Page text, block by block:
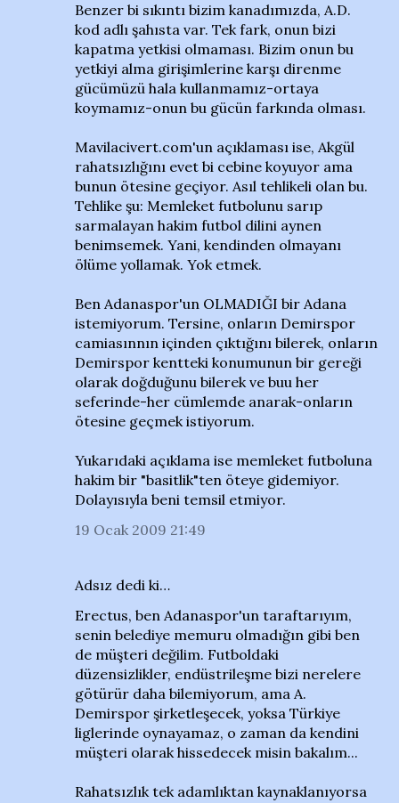
Benzer bi sıkıntı bizim kanadımızda, A.D.
kod adlı şahısta var. Tek fark, onun bizi
kapatma yetkisi olmaması. Bizim onun bu
yetkiyi alma girişimlerine karşı direnme
gücümüzü hala kullanmamız-ortaya
koymamız-onun bu gücün farkında olması.
Mavilacivert.com'un açıklaması ise, Akgül
rahatsızlığını evet bi cebine koyuyor ama
bunun ötesine geçiyor. Asıl tehlikeli olan bu.
Tehlike şu: Memleket futbolunu sarıp
sarmalayan hakim futbol dilini aynen
benimsemek. Yani, kendinden olmayanı
ölüme yollamak. Yok etmek.
Ben Adanaspor'un OLMADIĞI bir Adana
istemiyorum. Tersine, onların Demirspor
camiasınnın içinden çıktığını bilerek, onların
Demirspor kentteki konumunun bir gereği
olarak doğduğunu bilerek ve buu her
seferinde-her cümlemde anarak-onların
ötesine geçmek istiyorum.
Yukarıdaki açıklama ise memleket futboluna
hakim bir "basitlik"ten öteye gidemiyor.
Dolayısıyla beni temsil etmiyor.
19 Ocak 2009 21:49
Adsız dedi ki…
Erectus, ben Adanaspor'un taraftarıyım,
senin belediye memuru olmadığın gibi ben
de müşteri değilim. Futboldaki
düzensizlikler, endüstrileşme bizi nerelere
götürür daha bilemiyorum, ama A.
Demirspor şirketleşecek, yoksa Türkiye
liglerinde oynayamaz, o zaman da kendini
müşteri olarak hissedecek misin bakalım...
Rahatsızlık tek adamlıktan kaynaklanıyorsa